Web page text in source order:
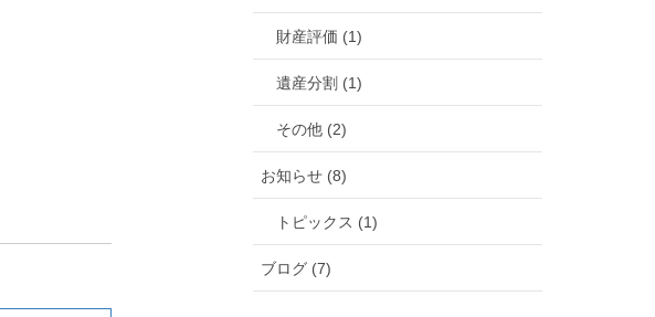
財産評価 (1)
遺産分割 (1)
その他 (2)
お知らせ (8)
トピックス (1)
ブログ (7)